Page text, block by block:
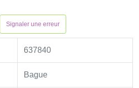
Signaler une erreur
637840
Bague